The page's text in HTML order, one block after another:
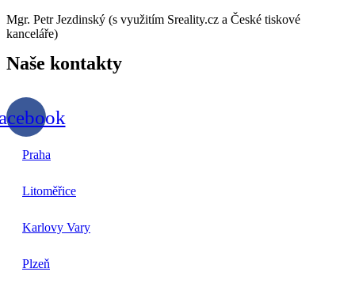
Mgr. Petr Jezdinský (s využitím Sreality.cz a České tiskové
kanceláře)
Naše kontakty
Praha
Litoměřice
Karlovy Vary
Plzeň